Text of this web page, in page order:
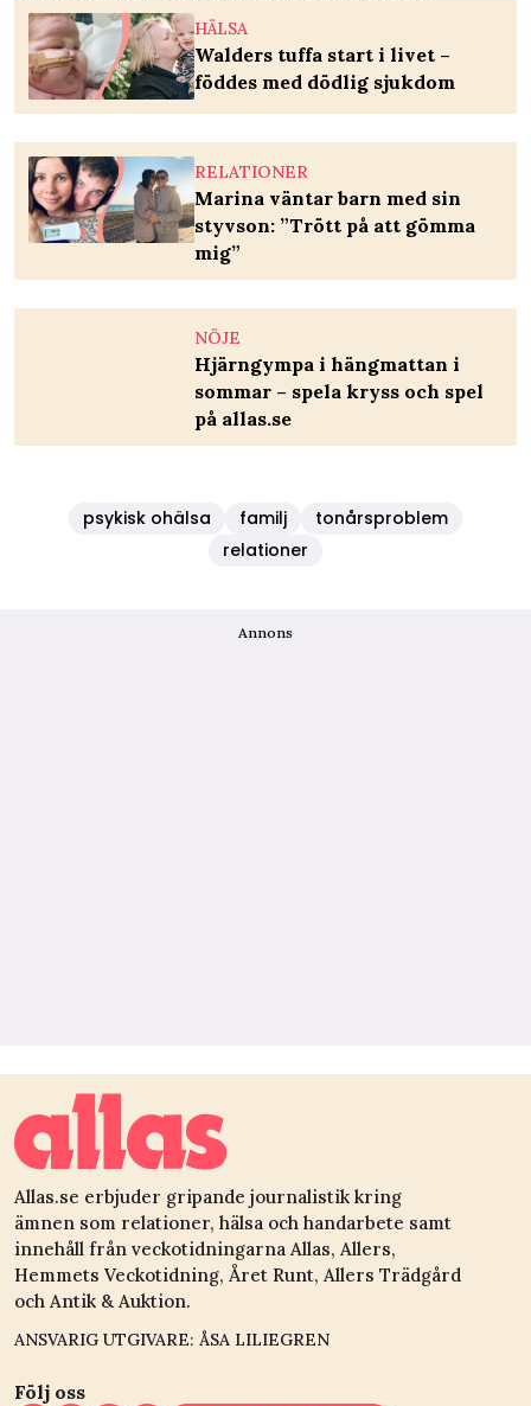
HÄLSA
Walders tuffa start i livet –
föddes med dödlig sjukdom
RELATIONER
Marina väntar barn med sin
styvson: ”Trött på att gömma
mig”
NÖJE
Hjärngympa i hängmattan i
sommar – spela kryss och spel
på allas.se
psykisk ohälsa familj
tonårsproblem
relationer
Annons
Allas.se erbjuder gripande journalistik kring
ämnen som relationer, hälsa och handarbete samt
innehåll från veckotidningarna Allas, Allers,
Hemmets Veckotidning, Året Runt, Allers Trädgård
och Antik & Auktion.
ANSVARIG UTGIVARE: ÅSA LILIEGREN
Följ oss